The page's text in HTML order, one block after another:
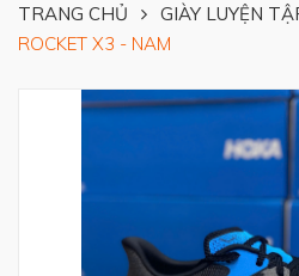
TRANG CHỦ GIÀY LUYỆN
ROCKET X3 - NAM